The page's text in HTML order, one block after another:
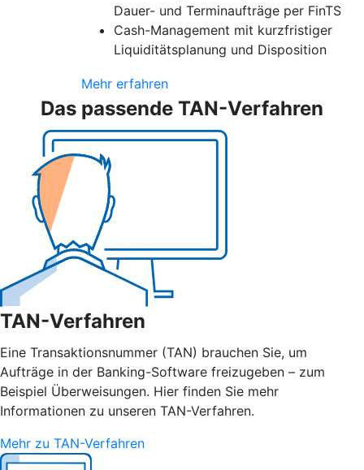
Dauer- und Terminaufträge per FinTS
Cash-Management mit kurzfristiger
Liquiditätsplanung und Disposition
Mehr erfahren
Das passende TAN-Verfahren
TAN-Verfahren
Eine Transaktionsnummer (TAN) brauchen Sie, um
Aufträge in der Banking-Software freizugeben – zum
Beispiel Überweisungen. Hier finden Sie mehr
Informationen zu unseren TAN-Verfahren.
Mehr zu TAN-Verfahren